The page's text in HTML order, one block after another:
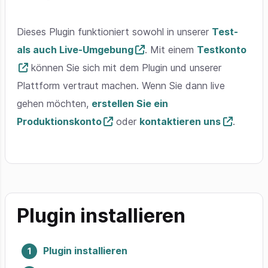
Dieses Plugin funktioniert sowohl in unserer Test-
als auch Live-Umgebung
. Mit einem Testkonto
können Sie sich mit dem Plugin und unserer
Plattform vertraut machen. Wenn Sie dann live
gehen möchten, erstellen Sie ein
Produktionskonto
oder kontaktieren uns .
Plugin installieren
Plugin installieren